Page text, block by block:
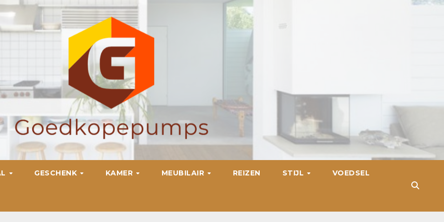
GESCHENK KAMER MEUBILAIR REIZEN STIJL VOEDSEL